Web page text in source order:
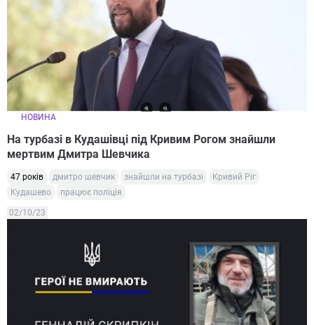
НОВИНА
На турбазі в Кудашівці під Кривим Рогом знайшли
мертвим Дмитра Шевчика
47 років дмитро шевчик знайшли на турбазі
Кривий Ріг
Кудашево
працює поліція
02/10/23